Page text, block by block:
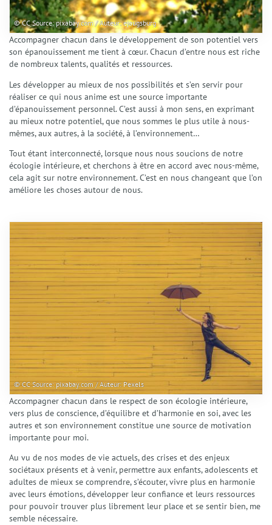
Émotions et Santé Émotionnelle
Préparation Mentale
Confiance en Soi
Enfants et Adolescents
La Sophrologie
La Résolution Émotionnelle (EmRes)
L’Harmonisation Globale
L’Hypnose Ericksonienne
Services
Séances individuelles Adultes
Séances Enfants et Adolescents
Ateliers et Sophro-Balades
Interventions et Prestations
Actualités
Tarifs
FAQ
Contact
© CC Source: pixabay.com / Auteur: ejaugsburg
Accompagner chacun dans le développement de son potentiel vers
son épanouissement me tient à cœur. Chacun d’entre nous est riche
de nombreux talents, qualités et ressources.
Les développer au mieux de nos possibilités et s’en servir pour
réaliser ce qui nous anime est une source importante
d’épanouissement personnel. C’est aussi à mon sens, en exprimant
au mieux notre potentiel, que nous sommes le plus utile à nous-
mêmes, aux autres, à la société, à l’environnement…
Tout étant interconnecté, lorsque nous nous soucions de notre
écologie intérieure, et cherchons à être en accord avec nous-même,
cela agit sur notre environnement. C’est en nous changeant que l’on
améliore les choses autour de nous.
© CC Source: pixabay.com / Auteur: Pexels
Accompagner chacun dans le respect de son écologie intérieure,
vers plus de conscience, d’équilibre et d’harmonie en soi, avec les
autres et son environnement constitue une source de motivation
importante pour moi.
Au vu de nos modes de vie actuels, des crises et des enjeux
sociétaux présents et à venir, permettre aux enfants, adolescents et
adultes de mieux se comprendre, s’écouter, vivre plus en harmonie
avec leurs émotions, développer leur confiance et leurs ressources
pour pouvoir trouver plus librement leur place et se sentir bien, me
semble nécessaire.